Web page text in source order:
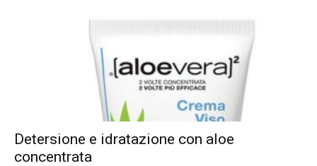
Detersione e idratazione con aloe
concentrata